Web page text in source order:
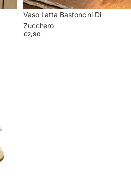
Vaso Latta Bastoncini Di
Zucchero
€2,80